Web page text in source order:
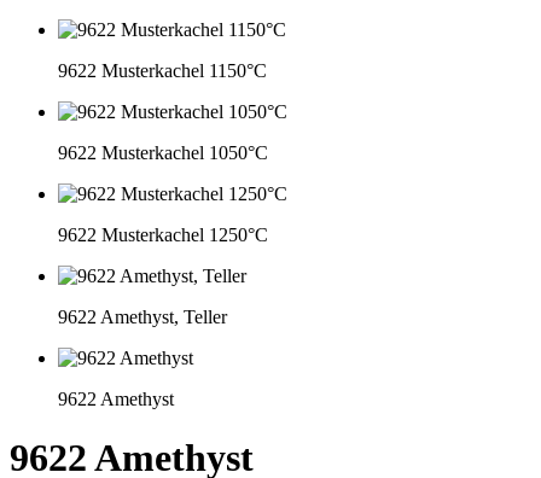
9622 Musterkachel 1150°C
9622 Musterkachel 1050°C
9622 Musterkachel 1250°C
9622 Amethyst, Teller
9622 Amethyst
9622 Amethyst